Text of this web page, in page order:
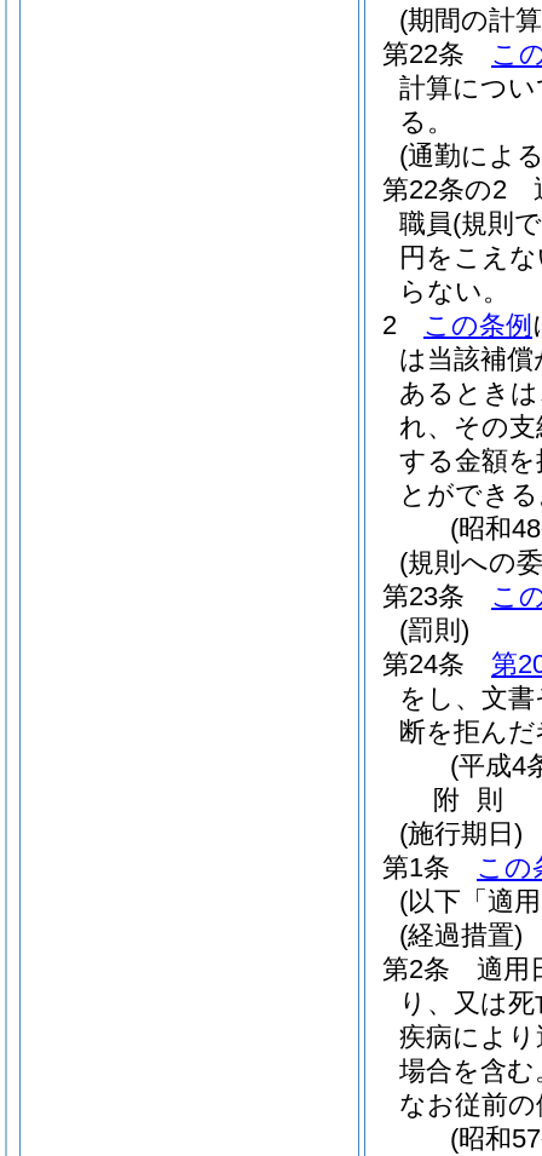
(期間の計
第22条
こ
計算につ
る。
(通勤によ
第22条の2
職員(規則
円をこえ
らない。
2
この条例
は当該補
あるとき
れ、その
する金額
とができ
(昭和
(規則への
第23条
こ
(罰則)
第24条
第
をし、文
断を拒ん
(平成4
附 則
(施行期日)
第1条
この
(以下「適
(経過措置)
第2条
適用
り、又は
疾病によ
場合を含む
なお従前
(昭和